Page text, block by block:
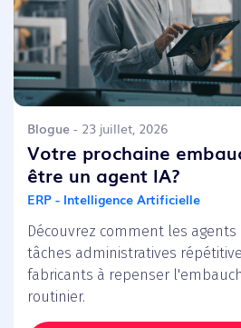
Blogue - 23 juillet, 2026
Votre prochaine
être un agent IA?
ERP - Intelligence Artificielle
Découvrez comment les
tâches administratives
fabricants à repenser
routinier.